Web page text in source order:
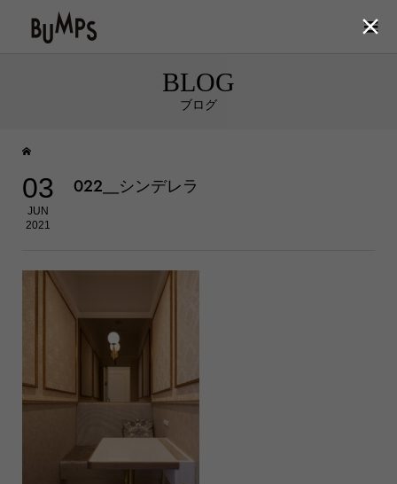
BLOG
ブログ
03
JUN
2021
022__シンデレラ
